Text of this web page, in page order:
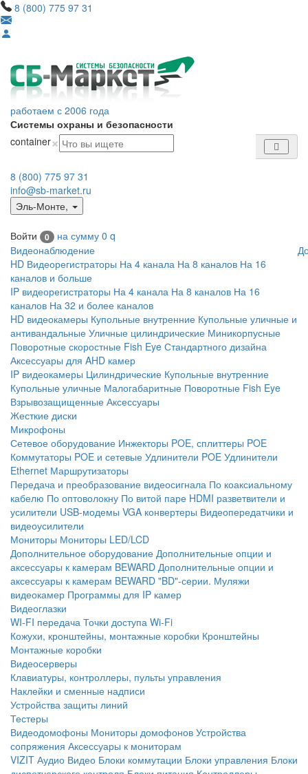
8 (800) 775 97 31
работаем с 2006 года
Системы охраны и безопасности
container×
8 (800) 775 97 31
info@sb-market.ru
Эль-Монте,
Войти 0 на сумму 0 q
Видеонаблюдение
HD Видеорегистраторы На 4 канала На 8 каналов На 16
каналов и больше
IP видеорегистраторы На 4 канала На 8 каналов На 16
каналов На 32 и более каналов
HD видеокамеры Купольные внутренние Купольные уличные и
антивандальные Уличные цилиндрические Миникорпусные
Поворотные скоростные Fish Eye Стандартного дизайна
Аксессуары для AHD камер
IP видеокамеры Цилиндрические Купольные внутренние
Купольные уличные Малогабаритные Поворотные Fish Eye
Взрывозащищенные Аксессуары
Жесткие диски
Микрофоны
Сетевое оборудование Инжекторы POE, сплиттеры POE
Коммутаторы POE и сетевые Удлинители POE Удлинители
Ethernet Маршрутизаторы
Передача и преобразование видеосигнала По коаксиальному
кабелю По оптоволокну По витой паре HDMI разветвители и
усилители USB-модемы VGA конвертеры Видеопередатчики и
видеоусилители
Мониторы Мониторы LED/LCD
Дополнительное оборудование Дополнительные опции и
аксессуары к камерам BEWARD Дополнительные опции и
аксессуары к камерам BEWARD "BD"-серии. Муляжи
видеокамер Программы для IP камер
Видеоглазки
WI-FI передача Точки доступа Wi-Fi
Кожухи, кронштейны, монтажные коробки Кронштейны
Монтажные коробки
Видеосерверы
Клавиатуры, контроллеры, пульты управления
Наклейки и сменные надписи
Устройства защиты линий
Тестеры
Видеодомофоны Мониторы домофонов Устройства
сопряжения Аксессуары к мониторам
VIZIT Аудио Видео Блоки коммутации Блоки управления Блоки